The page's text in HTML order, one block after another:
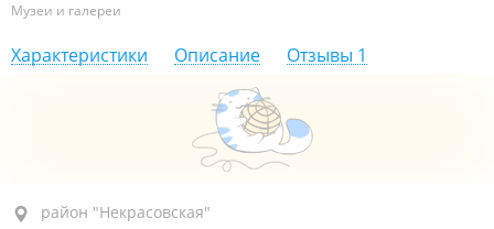
Музеи и галереи
Характеристики Описание Отзывы 1
район "Некрасовская", пр-т Народный, 29 стр. 4
район "Некрасовская"